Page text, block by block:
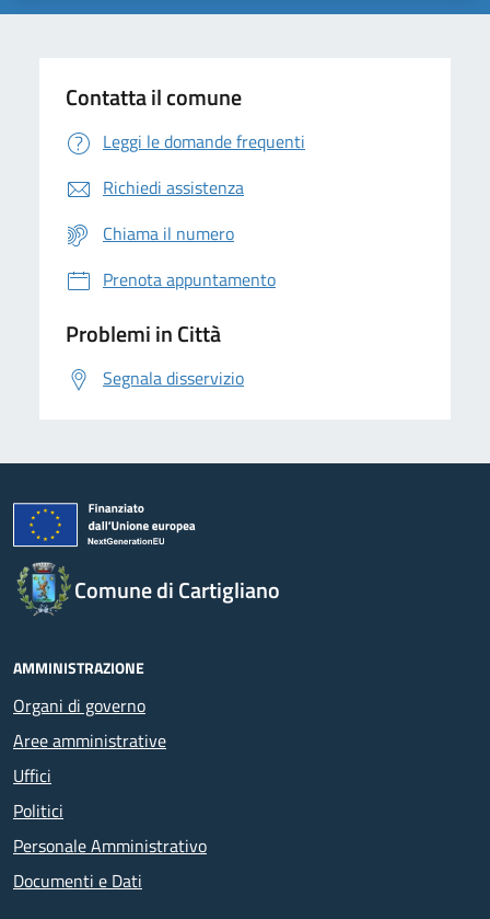
Contatta il comune
Leggi le domande frequenti
Richiedi assistenza
Chiama il numero
Prenota appuntamento
Problemi in Città
Segnala disservizio
Comune di Cartigliano
AMMINISTRAZIONE
Organi di governo
Aree amministrative
Uffici
Politici
Personale Amministrativo
Documenti e Dati